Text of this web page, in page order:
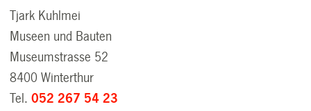
Tjark Kuhlmei
Museen und Bauten
Museumstrasse 52
8400 Winterthur
Tel.052 267 54 23